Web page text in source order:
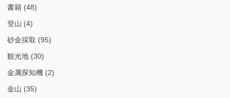
書籍 (48)
登山 (4)
砂金採取 (95)
観光地 (30)
金属探知機 (2)
金山 (35)